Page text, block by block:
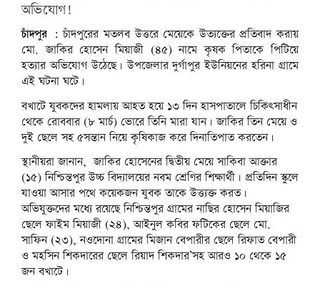
অভিযোগ!
চাঁদপুর :চাঁদপুরের মতলব উত্তরে মেয়েকে উত্যক্তের প্রতিবাদ করায়
মো. জাকির হোসেন মিয়াজী (৪৫) নামে কৃষক পিতাকে পিটিয়ে
হত্যার অভিযোগ উঠেছে। উপজেলার দুর্গাপুর ইউনিয়নের হরিনা গ্রামে
এই ঘটনা ঘটে।
বখাটে যুবকদের হামলায় আহত হয়ে ১৩ দিন হাসপাতালে চিকিৎসাধীন
থেকে রোববার (৮ মার্চ) ভোরে তিনি মারা যান। জাকির তিন মেয়ে ও
দুই ছেলে সহ ৫সন্তান নিয়ে কৃষিকাজ করে দিনাতিপাত করতেন।
স্থানীয়রা জানান, জাকির হোসেনের দ্বিতীয় মেয়ে সাকিবা আক্তার
(১৫) নিশ্চিন্তপুর উচ্চ বিদ্যালয়ের নবম শ্রেণির শিক্ষার্থী। প্রতিদিন স্কুলে
যাওয়া আসার পথে কয়েকজন যুবক তাকে উত্ত্যক্ত করত।
অভিযুক্তদের মধ্যে রয়েছে নিশ্চিন্তপুর গ্রামের নাছির হোসেন মিয়াজির
ছেলে ফাইম মিয়াজী (২৪), আইনুল কবির ফটিকের ছেলে মো.
সাফিন (২৩), নওদোনা গ্রামের মিজান বেপারীর ছেলে রিফাত বেপারী
ও মহসিন শিকদারের ছেলে রিয়াদ শিকদার’সহ আরও ১০ থেকে ১৫
জন বখাটে।